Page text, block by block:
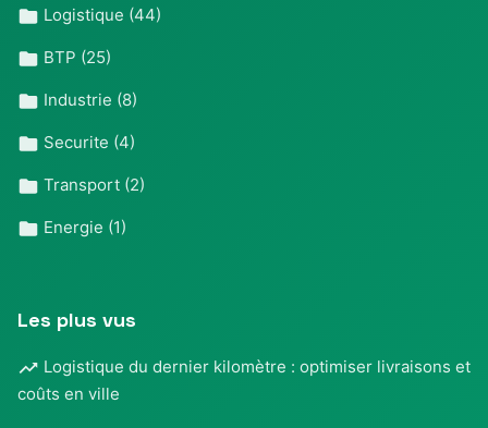
Logistique (44)
BTP (25)
Industrie (8)
Securite (4)
Transport (2)
Energie (1)
Les plus vus
Logistique du dernier kilomètre : optimiser livraisons et
coûts en ville